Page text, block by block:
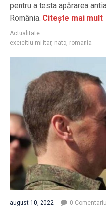
pentru a testa apărarea
România. Citește mai mult
Actualitate
exercitiu militar, nato, romania
august 10, 2022 0 Comentariu